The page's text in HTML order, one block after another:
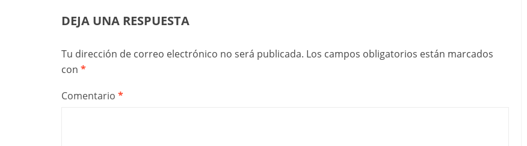
DEJA UNA RESPUESTA
Tu dirección de correo electrónico no será publicada. Los campos obligatorios están marcados
con *
Comentario *